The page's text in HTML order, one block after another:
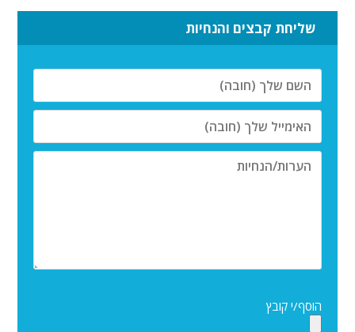
שליחת קבצים והנחיות
הוסף/י קובץ